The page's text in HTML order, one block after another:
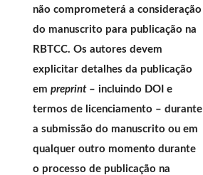
não comprometerá a consideração
do manuscrito para publicação na
RBTCC. Os autores devem
explicitar detalhes da publicação
em preprint– incluindo DOI e
termos de licenciamento – durante
a submissão do manuscrito ou em
qualquer outro momento durante
o processo de publicação na